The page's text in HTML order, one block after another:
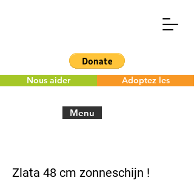
Nous aider Adoptez les
Menu
Zlata 48 cm zonneschijn !